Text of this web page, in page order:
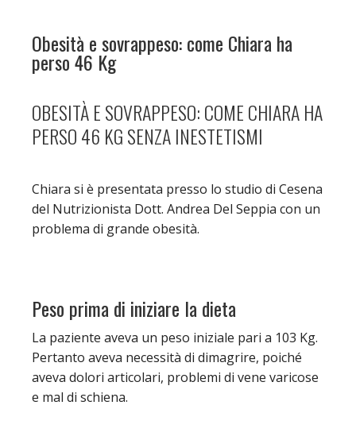
Obesità e sovrappeso: come Chiara ha
perso 46 Kg
OBESITÀ E SOVRAPPESO: COME CHIARA HA
PERSO 46 KG SENZA INESTETISMI
Chiara si è presentata presso lo studio di Cesena
del Nutrizionista Dott. Andrea Del Seppia con un
problema di grande obesità.
Peso prima di iniziare la dieta
La paziente aveva un peso iniziale pari a 103 Kg.
Pertanto aveva necessità di dimagrire, poiché
aveva dolori articolari, problemi di vene varicose
e mal di schiena.